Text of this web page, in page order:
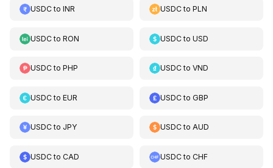
USDCto INR USDCtoPLN
USDCto RON USDCtoUSD
USDCto PHP USDCtoVND
USDCto EUR USDCtoGBP
USDCto JPY USDCtoAUD
USDCto CAD USDCtoCHF